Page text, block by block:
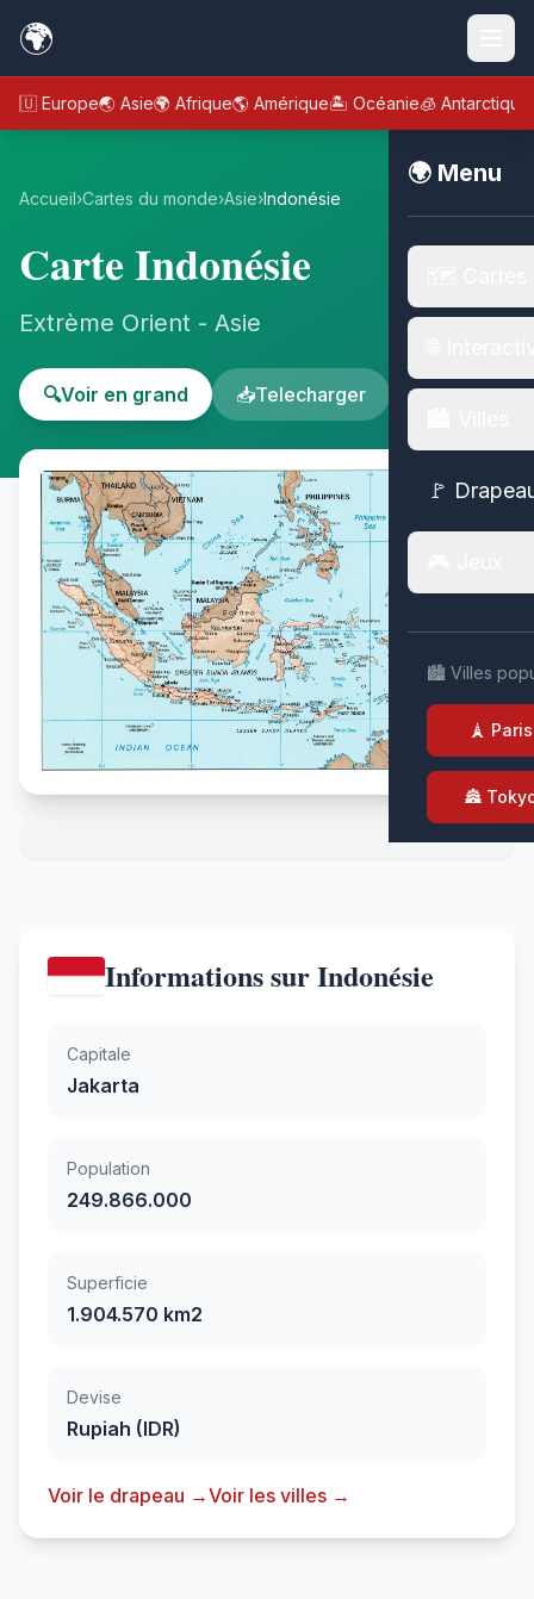
🌍
🇪🇺 Europe🌏 Asie🌍 Afrique🌎 Amérique🏝️ Océanie🧊 Antarctique
🌍 Menu
🚩
🏙️ Villes
🗼 Paris
🏯
Accueil›Cartes du monde›Asie›Indonésie
Carte Indonésie
Extrème Orient - Asie
🔍Voir en grand 📥Telecharger
Informations sur Indonésie
Capitale
Jakarta
Population
249.866.000
Superficie
1.904.570 km2
Devise
Rupiah (IDR)
Voir le drapeau →Voir les villes →